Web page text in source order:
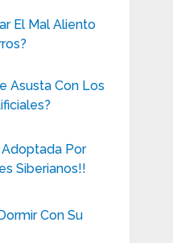
El Mal Aliento
Asusta Con Los
Por
Siberianos!!
Con Su